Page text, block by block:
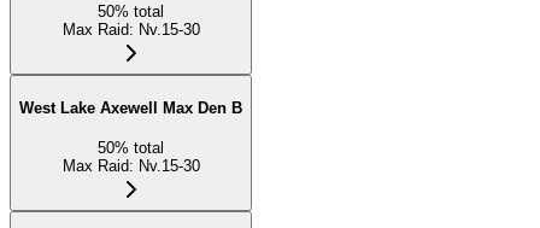
50% total
Max Raid: Nv.15-30
West Lake Axewell Max Den B
50% total
Max Raid: Nv.15-30